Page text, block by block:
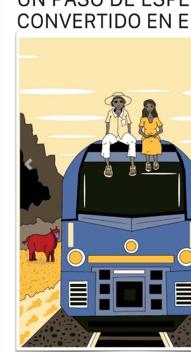
Previous